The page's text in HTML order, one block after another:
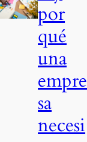
por
qué
una
empre
sa
necesi